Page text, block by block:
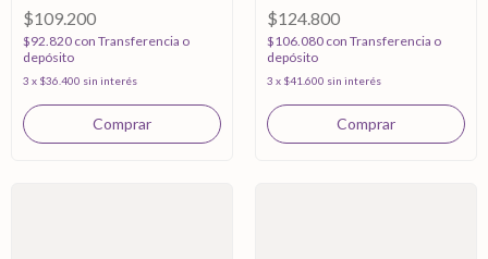
$109.200
$92.820 con Transferencia o
depósito
3 x $36.400 sin interés
$124.800
$106.080 con Transferencia o
depósito
3 x $41.600 sin interés